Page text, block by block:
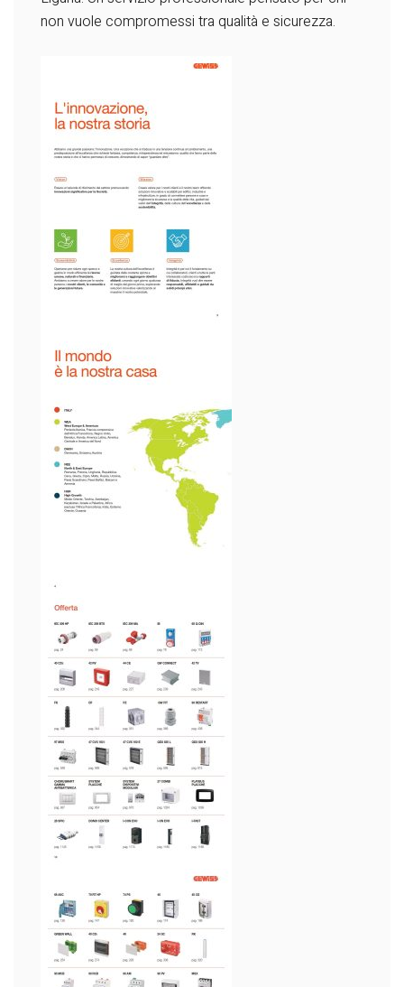
non vuole compromessi tra qualità e sicurezza.